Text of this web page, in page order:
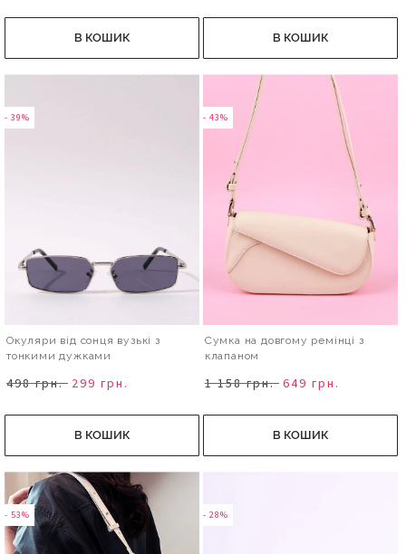
В КОШИК В КОШИК
- 39%
Окуляри від сонця вузькі з
тонкими дужками
498 грн. 299 грн.
В КОШИК
- 43%
Сумка на довгому ремінці з
клапаном
1 158 грн. 649 грн.
В КОШИК
- 53% - 28%